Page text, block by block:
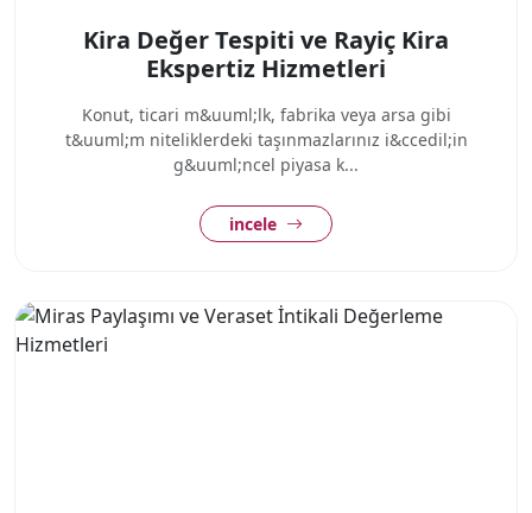
Kira Değer Tespiti ve Rayiç Kira
Ekspertiz Hizmetleri
Konut, ticari m&uuml;lk, fabrika veya arsa gibi
t&uuml;m niteliklerdeki taşınmazlarınız i&ccedil;in
g&uuml;ncel piyasa k...
incele